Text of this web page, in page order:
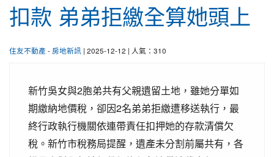
扣款 弟弟拒繳全算她頭上
住友不動產 - 房地新訊 | 2025-12-12 | 人氣：310
新竹吳女與2胞弟共有父親遺留土地，雖她分單如
期繳納地價稅，卻因2名弟弟拒繳遭移送執行，最
終行政執行機關依連帶責任扣押她的存款清償欠
稅。新竹市稅務局提醒，遺產未分割前屬共有，各